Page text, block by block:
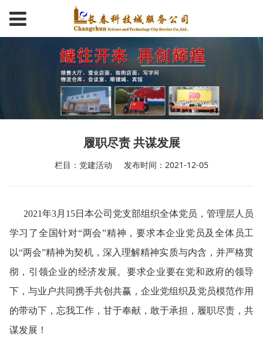
履职尽责 共谋发展
栏目：党建活动 发布时间：2021-12-05
2021年3月15日本公司党支部组织全体党员，管理层人员
学习了全国针对“两会”精神，要求本企业党员及全体员工
以“两会”精神为契机，深入理解精神实质与内含，并严格贯
彻，引领企业的经济发展。要求企业要在党和政府的领导
下，与业户共同携手共创共赢，企业党组织及党员模范作用
的带动下，忘我工作，甘于奉献，敢于承担，履职尽责，共
谋发展！